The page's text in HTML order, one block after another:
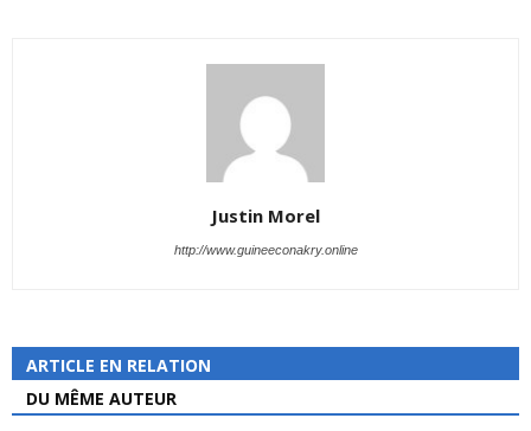
Justin Morel
http://www.guineeconakry.online
ARTICLE EN RELATION
DU MÊME AUTEUR